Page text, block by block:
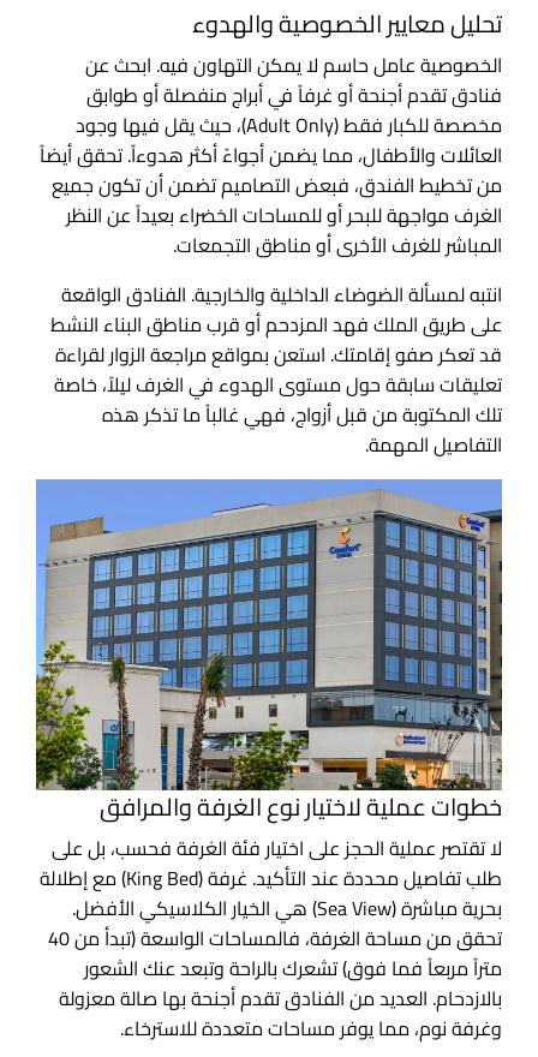
تحليل معايير الخصوصية والهدوء
الخصوصية عامل حاسم لا يمكن التهاون فيه. ابحث عن
فنادق تقدم أجنحة أو غرفاً في أبراج منفصلة أو طوابق
مخصصة للكبار فقط (Adult Only)، حيث يقل فيها وجود
العائلات والأطفال، مما يضمن أجواءً أكثر هدوءاً. تحقق أيضاً
من تخطيط الفندق، فبعض التصاميم تضمن أن تكون جميع
الغرف مواجهة للبحر أو للمساحات الخضراء بعيداً عن النظر
المباشر للغرف الأخرى أو مناطق التجمعات.
انتبه لمسألة الضوضاء الداخلية والخارجية. الفنادق الواقعة
على طريق الملك فهد المزدحم أو قرب مناطق البناء النشط
قد تعكر صفو إقامتك. استعن بمواقع مراجعة الزوار لقراءة
تعليقات سابقة حول مستوى الهدوء في الغرف ليلاً، خاصة
تلك المكتوبة من قبل أزواج، فهي غالباً ما تذكر هذه
التفاصيل المهمة.
خطوات عملية لاختيار نوع الغرفة والمرافق
لا تقتصر عملية الحجز على اختيار فئة الغرفة فحسب، بل على
طلب تفاصيل محددة عند التأكيد. غرفة (King Bed) مع إطلالة
بحرية مباشرة (Sea View) هي الخيار الكلاسيكي الأفضل.
تحقق من مساحة الغرفة، فالمساحات الواسعة (تبدأ من 40
متراً مربعاً فما فوق) تشعرك بالراحة وتبعد عنك الشعور
بالازدحام. العديد من الفنادق تقدم أجنحة بها صالة معزولة
وغرفة نوم، مما يوفر مساحات متعددة للاسترخاء.